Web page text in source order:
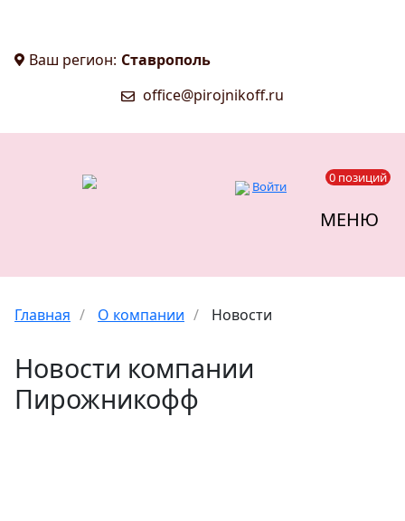
Ваш регион: Ставрополь
office@pirojnikoff.ru
Войти
0 позиций
МЕНЮ
Главная / О компании / Новости
Новости компании
Пирожникофф